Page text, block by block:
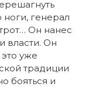
ноги, генерал
Он нанес
власти. Он
уже
традиции
бояться и